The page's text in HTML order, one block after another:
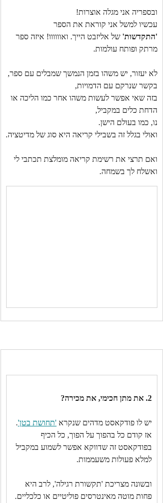
ובספריה אני מגלה אוצרות!
עכשיו למשל אני קוראת את הספר
'התקדשות' של אליזבט הייך. ואוווווו! איזה ספר
מרתק ופותח עולמות.
לא יעזור, יש משהו בזמן הנמשך שמבלים עם ספר,
בקשר שנרקם עם הדמויות,
בזה שאי אפשר לעשות משהו אחר כמו הליכה או
הדחת כלים במקביל,
נו, כמו בעולם הישן.
ואולי בגלל זה בשבילי קריאה היא סוג של מדיטציה.
ואם תרצי את רשימת קריאה מומלצת תכתבי לי
ואשלח לך בשמחה.
2. את מתן חכימי, את מכירה?
יש לו פודקאסט מדהים שנקרא 'תחושת בטן'.
אז קודם כל בהפוך על הפוך, כל הכיף
בפודקאסט זה שדווקא אפשר לשמוע במקביל
למלא פעולות משעממות.
ובשונה מצריכת 'תקשורת רגילה', לרב היא
פחות מוטה מאינטרסים פוליטיים או כלכליים.